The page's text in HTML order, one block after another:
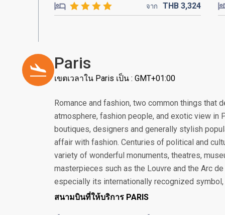
จาก THB 3,324
Paris
เขตเวลาใน Paris เป็น : GMT+01:00
Romance and fashion, two common things that
atmosphere, fashion people, and exotic view
boutiques, designers and generally stylish
affair with fashion. Centuries of political and
variety of wonderful monuments, theatres,
masterpieces such as the Louvre and the Arc
especially its internationally recognized
สนามบินที่ให้บริการ PARIS